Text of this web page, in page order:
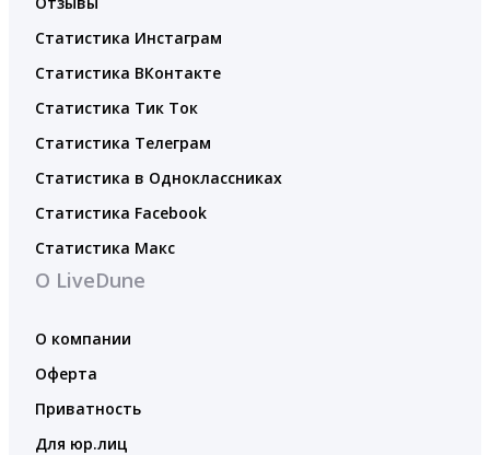
Статистика Инстаграм
Статистика ВКонтакте
Статистика Тик Ток
Статистика Телеграм
Статистика в Одноклассниках
Статистика Facebook
Статистика Макс
О LiveDune
О компании
Оферта
Приватность
Для юр.лиц